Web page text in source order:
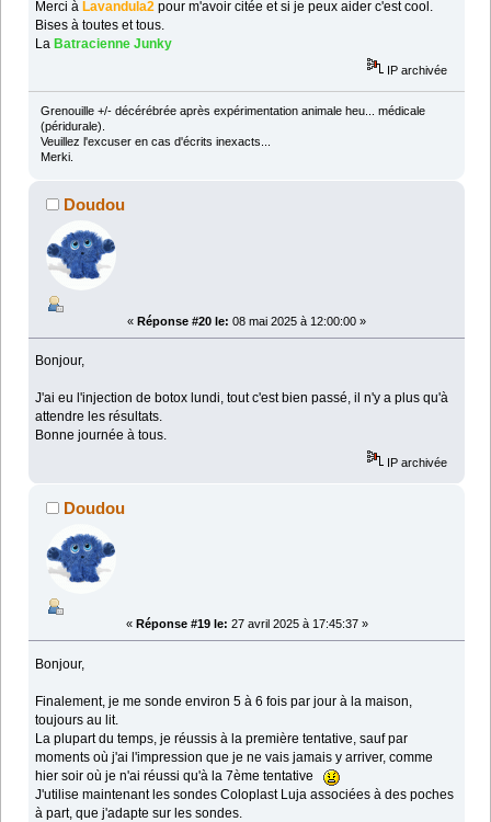
Merci à Lavandula2 pour m'avoir citée et si je peux aider c'est cool.
Bises à toutes et tous.
La Batracienne Junky
IP archivée
Grenouille +/- décérébrée après expérimentation animale heu... médicale
(péridurale).
Veuillez l'excuser en cas d'écrits inexacts...
Merki.
Doudou
« Réponse #20 le: 08 mai 2025 à 12:00:00 »
Bonjour,
J'ai eu l'injection de botox lundi, tout c'est bien passé, il n'y a plus qu'à
attendre les résultats.
Bonne journée à tous.
IP archivée
Doudou
« Réponse #19 le: 27 avril 2025 à 17:45:37 »
Bonjour,
Finalement, je me sonde environ 5 à 6 fois par jour à la maison,
toujours au lit.
La plupart du temps, je réussis à la première tentative, sauf par
moments où j'ai l'impression que je ne vais jamais y arriver, comme
hier soir où je n'ai réussi qu'à la 7ème tentative
J'utilise maintenant les sondes Coloplast Luja associées à des poches
à part, que j'adapte sur les sondes.